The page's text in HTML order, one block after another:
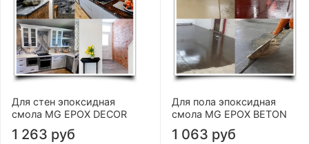
Для стен эпоксидная
смола MG EPOX DECOR
1 263 руб
Для пола эпоксидная
смола MG EPOX BETON
1 063 руб